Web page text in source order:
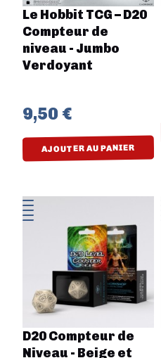
Le Hobbit TCG – D20
Compteur de
niveau - Jumbo
Verdoyant
9,50 €
AJOUTER AU PANIER
D20 Compteur de
Niveau - Beige et